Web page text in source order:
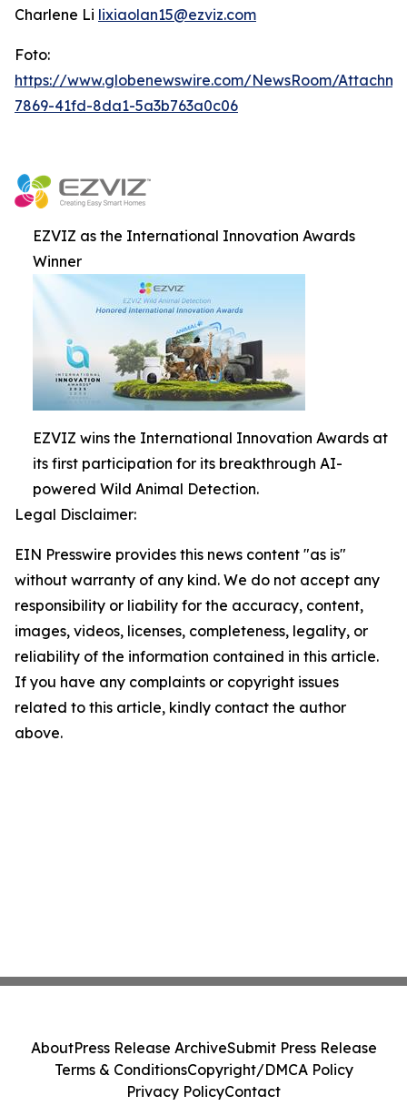
Charlene Li lixiaolan15@ezviz.com
Foto:
https://www.globenewswire.com/NewsRoom/
7869-41fd-8da1-5a3b763a0c06
EZVIZ as the International Innovation Awards
Winner
EZVIZ wins the International Innovation Awards at
its first participation for its breakthrough AI-
powered Wild Animal Detection.
Legal Disclaimer:
EIN Presswire provides this news content "as is"
without warranty of any kind. We do not accept any
responsibility or liability for the accuracy, content,
images, videos, licenses, completeness, legality, or
reliability of the information contained in this article.
If you have any complaints or copyright issues
related to this article, kindly contact the author
above.
AboutPress Release ArchiveSubmit Press Release
Terms & ConditionsCopyright/DMCA Policy
Privacy PolicyContact